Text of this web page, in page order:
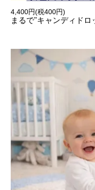
4,400円(税400円)
まるで"キャンディド